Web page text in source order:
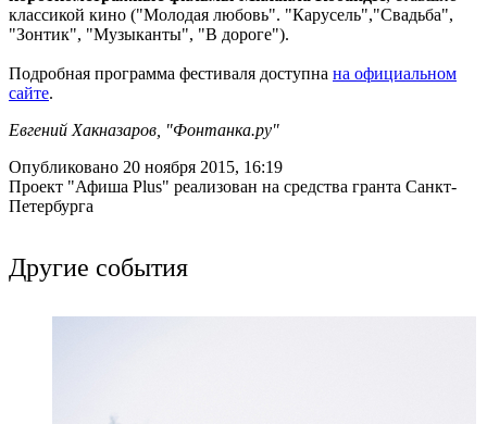
классикой кино ("Молодая любовь". "Карусель","Свадьба",
"Зонтик", "Музыканты", "В дороге").
Подробная программа фестиваля доступна на официальном
сайте.
Евгений Хакназаров, "Фонтанка.ру"
Опубликовано 20 ноября 2015, 16:19
Проект "Афиша Plus" реализован на средства гранта Санкт-
Петербурга
Другие события